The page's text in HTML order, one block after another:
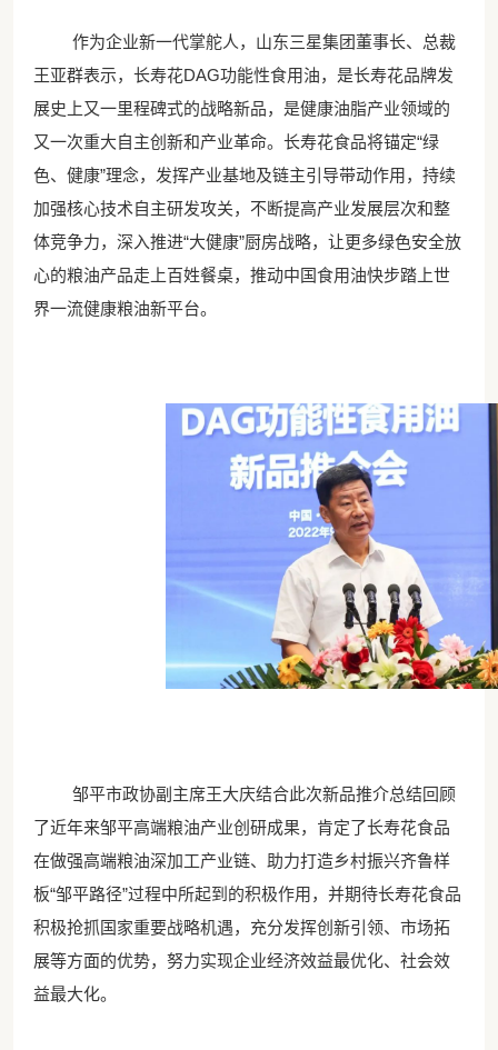
作为企业新一代掌舵人，山东三星集团董事长、总裁
王亚群表示，长寿花DAG功能性食用油， 是长寿花品牌发
展史上又一里程碑式的战略新品， 是健康油脂产业领域的
又一次重大自主创新和产业革命。长寿花食品将锚定“绿
色、健康”理念，发挥产业基地及链主引导带动作用，持续
加强核心技术自主研发攻关，不断提高产业发展层次和整
体竞争力，深入推进“大健康”厨房战略，让更多绿色安全放
心的粮油产品走上百姓餐桌，推动中国食用油快步踏上世
界一流健康粮油新平台。
邹平市政协副主席王大庆结合此次新品推介总结回顾
了近年来邹平高端粮油产业创研成果，肯定了长寿花食品
在做强高端粮油深加工产业链、助力打造乡村振兴齐鲁样
板“邹平路径”过程中所起到的积极作用，并期待长寿花食品
积极抢抓国家重要战略机遇，充分发挥创新引领、市场拓
展等方面的优势，努力实现企业经济效益最优化、社会效
益最大化。